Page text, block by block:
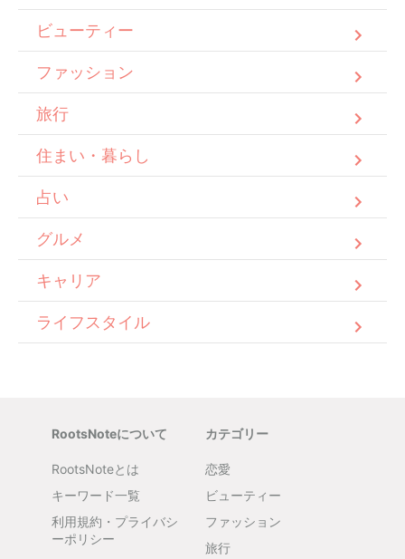
ビューティー
ファッション
旅行
住まい・暮らし
占い
グルメ
キャリア
ライフスタイル
RootsNoteについて
RootsNoteとは
キーワード一覧
利用規約・プライバシ
ーポリシー
カテゴリー
恋愛
ビューティー
ファッション
旅行